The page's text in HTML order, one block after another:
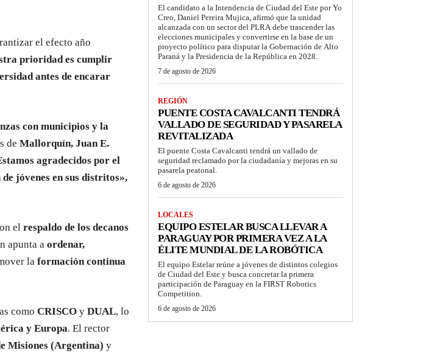
el efecto año
prioridad es cumplir
antes de encarar
con municipios y la
de Mallorquín, Juan E.
agradecidos por el
jóvenes en sus distritos»,
el respaldo de los decanos
apunta a ordenar,
la formación continua
como CRISCO y DUAL, lo
y Europa. El rector
Misiones (Argentina) y
El candidato a la Intendencia de Ciudad del Este por Yo
Creo, Daniel Pereira Mujica, afirmó que la unidad
alcanzada con un sector del PLRA debe trascender las
elecciones municipales y convertirse en la base de un
proyecto político para disputar la Gobernación de Alto
Paraná y la Presidencia de la República en 2028.
7 de agosto de 2026
REGIÓN
PUENTE COSTA CAVALCANTI TENDRÁ
VALLADO DE SEGURIDAD Y PASARELA
REVITALIZADA
El puente Costa Cavalcanti tendrá un vallado de
seguridad reclamado por la ciudadanía y mejoras en su
pasarela peatonal.
6 de agosto de 2026
LOCALES
EQUIPO ESTELAR BUSCA LLEVAR A
PARAGUAY POR PRIMERA VEZ A LA
ÉLITE MUNDIAL DE LA ROBÓTICA
El equipo Estelar reúne a jóvenes de distintos colegios
de Ciudad del Este y busca concretar la primera
participación de Paraguay en la FIRST Robotics
Competition.
6 de agosto de 2026